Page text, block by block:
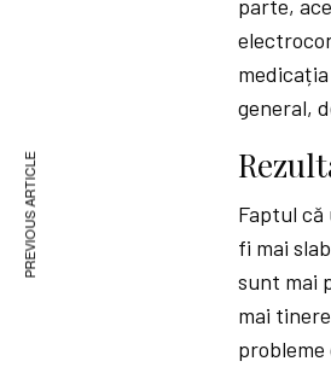
parte,
general,
Faptul
fi mai
sunt mai
mai
probleme
PREVIOUS ARTICLE